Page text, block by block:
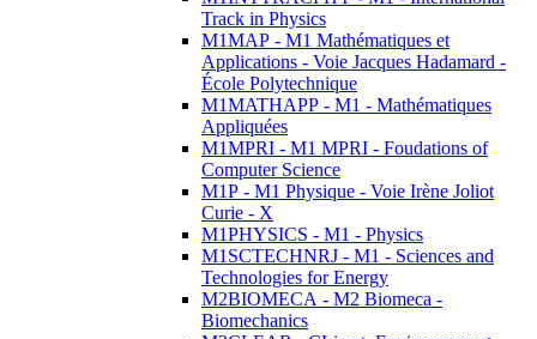
Track in Physics
M1MAP - M1 Mathématiques et
Applications - Voie Jacques Hadamard -
École Polytechnique
M1MATHAPP - M1 - Mathématiques
Appliquées
M1MPRI - M1 MPRI - Foudations of
Computer Science
M1P - M1 Physique - Voie Irène Joliot
Curie - X
M1PHYSICS - M1 - Physics
M1SCTECHNRJ - M1 - Sciences and
Technologies for Energy
M2BIOMECA - M2 Biomeca -
Biomechanics